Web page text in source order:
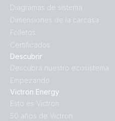
Descubrir
Descubra nuestro ecosistema
Empezando
Victron Energy
Esto es Victron
50 años de Victron
Diagramas de sistema
Dimensiones de la carcasa
Folletos
Certificados